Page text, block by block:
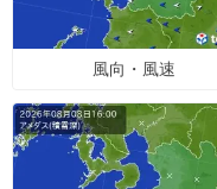
風向・風速